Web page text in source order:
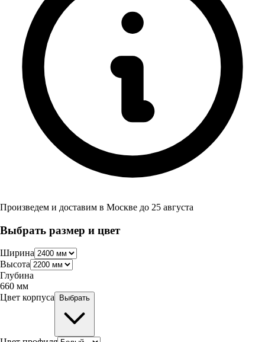
Произведем и доставим в Москве до 25 августа
Выбрать размер и цвет
Ширина
Высота
Глубина
660 мм
Цвет корпуса
Выбрать